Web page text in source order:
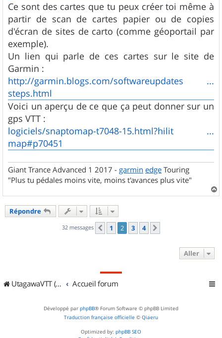
Ce sont des cartes que tu peux créer toi même à
partir de scan de cartes papier ou de copies
d'écran de sites de carto (comme géoportail par
exemple).
Un lien qui parle de ces cartes sur le site de
Garmin :
http://garmin.blogs.com/softwareupdates ...
steps.html
Voici un aperçu de ce que ça peut donner sur un
gps VTT :
logiciels/snaptomap-t7048-15.html?hilit ...
map#p70451
Giant Trance Advanced 1 2017 - garmin edge Touring
"Plus tu pédales moins vite, moins t'avances plus vite"
a
Répondre
32 messages Précédent
1 2 3 4
Aller
UtagawaVTT (Randos VTT et VTTAE avec traces GPS) Accueil forum
Développé par phpBB® Forum Software © phpBB Limited
Traduction française officielle © Qiaeru
Optimized by: phpBB SEO